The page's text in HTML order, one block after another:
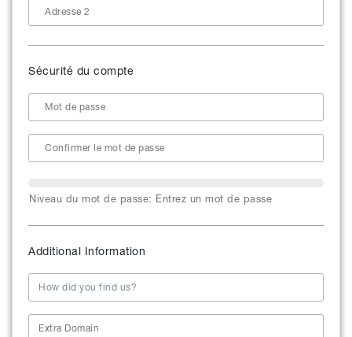
Sécurité du compte
Niveau du mot de passe: Entrez un mot de passe
Additional Information